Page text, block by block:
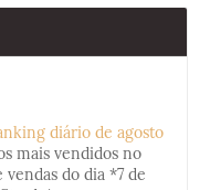
diário de agosto
mais vendidos no
vendas do dia *7 de